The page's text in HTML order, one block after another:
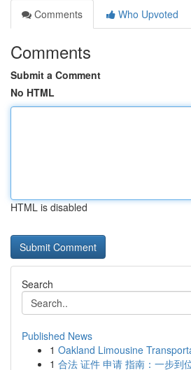
Comments
Who Upvoted
Comments
Submit a Comment
No HTML
HTML is disabled
Search
Published News
1 Oakland Limousine
1 合法 证件 申请 指南：一步到